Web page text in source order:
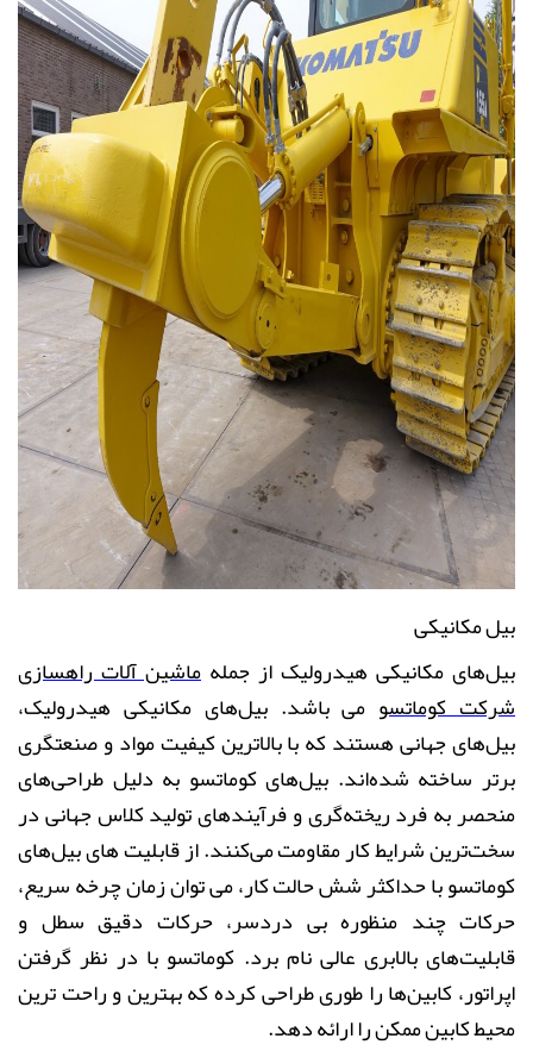
بیل مکانیکی
بیل‌های مکانیکی هیدرولیک از جمله ماشین آلات راهسازی
شرکت کوماتسو می باشد. بیل‌های مکانیکی هیدرولیک،
بیل‌های جهانی هستند که با بالاترین کیفیت مواد و صنعتگری
برتر ساخته شده‌اند. بیل‌های کوماتسو به دلیل طراحی‌های
منحصر به فرد ریخته‌گری و فرآیندهای تولید کلاس جهانی در
سخت‌ترین شرایط کار مقاومت می‌کنند. از قابلیت های بیل‌های
کوماتسو با حداکثر شش حالت کار، می توان زمان چرخه سریع،
حرکات چند منظوره بی دردسر، حرکات دقیق سطل و
قابلیت‌های بالابری عالی نام برد. کوماتسو با در نظر گرفتن
اپراتور، کابین‌ها را طوری طراحی کرده که بهترین و راحت ترین
محیط کابین ممکن را ارائه دهد.